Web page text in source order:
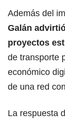
Además del
Galán
proyectos
de transporte
económico
de una red
La respuesta